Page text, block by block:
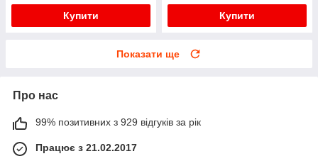
Купити Купити
Показати ще
Про нас
99% позитивних з 929 відгуків за рік
Працює з 21.02.2017